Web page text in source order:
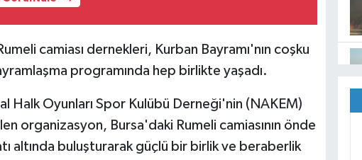
camiası dernekleri, Kurban Bayramı'nın coşku
programında hep birlikte yaşadı.
Halk Oyunları Spor Kulübü Derneği'nin (NAKEM)
organizasyon, Bursa'daki Rumeli camiasının önde
altında buluşturarak güçlü bir birlik ve beraberlik